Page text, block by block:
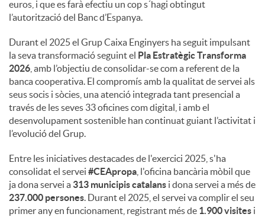
euros, i que es farà efectiu un cop s´hagi obtingut
l’autorització del Banc d’Espanya.
Durant el 2025 el Grup Caixa Enginyers ha seguit impulsant
la seva transformació seguint el Pla Estratègic Transforma
2026 , amb l’objectiu de consolidar-se com a referent de la
banca cooperativa. El compromís amb la qualitat de servei als
seus socis i sòcies, una atenció integrada tant presencial a
través de les seves 33 oficines com digital, i amb el
desenvolupament sostenible han continuat guiant l’activitat i
l’evolució del Grup.
Entre les iniciatives destacades de l'exercici 2025, s'ha
consolidat el servei #CEApropa , l'oficina bancària mòbil que
ja dona servei a 313 municipis catalans i dona servei a més de
237.000 persones. Durant el 2025, el servei va complir el seu
primer any en funcionament, registrant més de 1.900 visites i